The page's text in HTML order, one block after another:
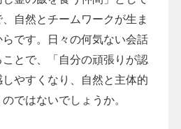
自然とチームワークが生ま
です。日々の何気ない会話
とで、「自分の頑張りが認
やすくなり、自然と主体的
ではないでしょうか。